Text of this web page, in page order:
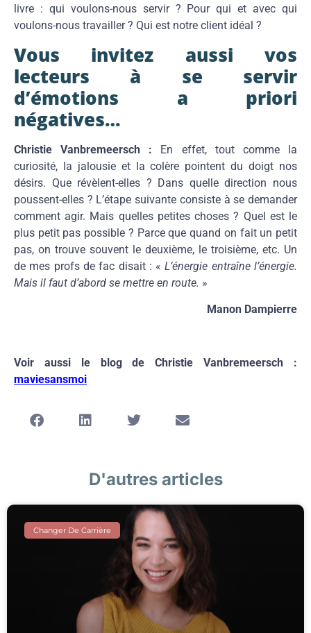
livre : qui voulons-nous servir ? Pour qui et avec qui
voulons-nous travailler ? Qui est notre client idéal ?
Vous invitez aussi vos
lecteurs à se servir
d’émotions a priori
négatives…
Christie Vanbremeersch : En effet, tout comme la
curiosité, la jalousie et la colère pointent du doigt nos
désirs. Que révèlent-elles ? Dans quelle direction nous
poussent-elles ? L’étape suivante consiste à se demander
comment agir. Mais quelles petites choses ? Quel est le
plus petit pas possible ? Parce que quand on fait un petit
pas, on trouve souvent le deuxième, le troisième, etc. Un
de mes profs de fac disait : «L’énergie entraîne l’énergie.
Mais il faut d’abord se mettre en route. »
Manon Dampierre
Voir aussi le blog de Christie Vanbremeersch :
maviesansmoi
D'autres articles
Changer De Carrière